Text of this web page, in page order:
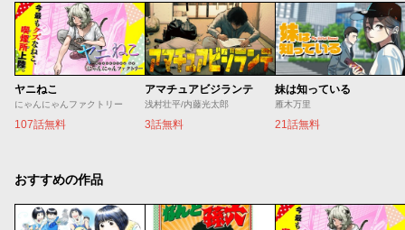
ヤニねこ
にゃんにゃんファクトリー
107話無料
アマチュアビジランテ
浅村壮平/内藤光太郎
3話無料
妹は知っている
雁木万里
21話無料
おすすめの作品